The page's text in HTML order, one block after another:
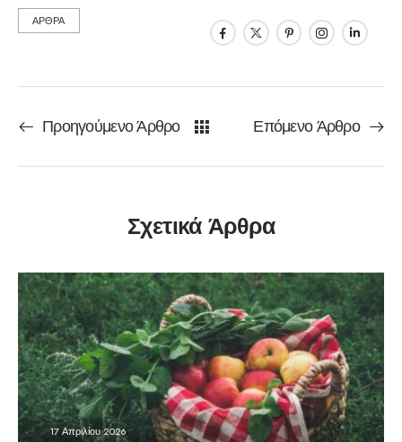
ΑΡΘΡΑ
Προηγούμενο Άρθρο Επόμενο Άρθρο
Σχετικά Άρθρα
17 Απριλίου 2026